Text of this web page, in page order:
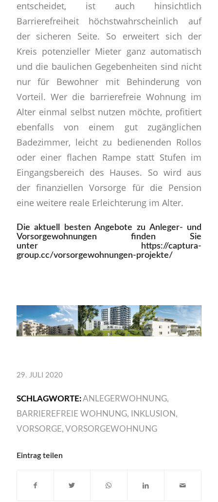
entscheidet, ist auch hinsichtlich
Barrierefreiheit höchstwahrscheinlich auf
der sicheren Seite. So erweitert sich der
Kreis potenzieller Mieter ganz automatisch
und die baulichen Gegebenheiten sind nicht
nur für Bewohner mit Behinderung von
Vorteil. Wer die barrierefreie Wohnung im
Alter einmal selbst nutzen möchte, profitiert
ebenfalls von einem gut zugänglichen
Badezimmer, leicht zu bedienenden Rollos
oder einer flachen Rampe statt Stufen im
Eingangsbereich des Hauses. So wird aus
der finanziellen Vorsorge für die Pension
eine weitere reale Erleichterung im Alter.
Die aktuell besten Angebote zu Anleger- und
Vorsorgewohnungen finden Sie
unter
https://captura-
group.cc/vorsorgewohnungen-projekte/
29. JULI 2020
SCHLAGWORTE: ANLEGERWOHNUNG,
BARRIEREFREIE WOHNUNG, INKLUSION ,
VORSORGE, VORSORGEWOHNUNG
Eintrag teilen